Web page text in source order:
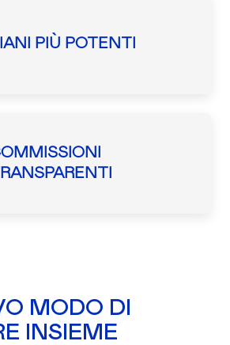
PIÙ POTENTI
MODO DI
INSIEME